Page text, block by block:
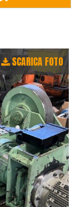
SCARICA FOTO